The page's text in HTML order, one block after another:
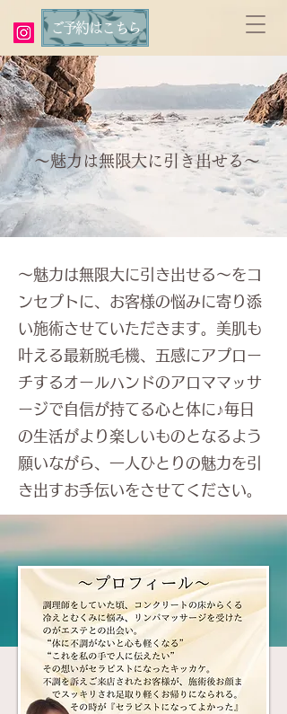
ご予約はこちら
～魅力は無限大に引き出せる～
～魅力は無限大に引き出せる～をコ
ンセプトに、お客様の悩みに寄り添
い施術させていただきます。美肌も
叶える最新脱毛機、五感にアプロー
チするオールハンドのアロママッサ
ージで自信が持てる心と体に♪毎日
の生活がより楽しいものとなるよう
願いながら、一人ひとりの魅力を引
き出すお手伝いをさせてください。